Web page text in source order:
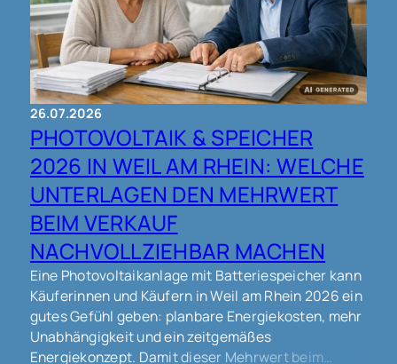
26.07.2026
PHOTOVOLTAIK & SPEICHER
2026 IN WEIL AM RHEIN: WELCHE
UNTERLAGEN DEN MEHRWERT
BEIM VERKAUF
NACHVOLLZIEHBAR MACHEN
Eine Photovoltaikanlage mit Batteriespeicher kann
Käuferinnen und Käufern in Weil am Rhein 2026 ein
gutes Gefühl geben: planbare Energiekosten, mehr
Unabhängigkeit und ein zeitgemäßes
Energiekonzept. Damit dieser Mehrwert beim